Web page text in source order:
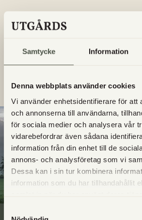
Samtycke Information
Denna webbplats använder cookies
Vi använder enhetsidentifierare för att
och annonserna till användarna,
för sociala medier och analysera vår
vidarebefordrar även sådana
information från din enhet till de
annons- och analysföretag som vi
Dessa kan i sin tur kombinera
information som du har tillhandahållit
Vilka dagar finns det nybakat i
Vilka bröd är bakade på surdeg?